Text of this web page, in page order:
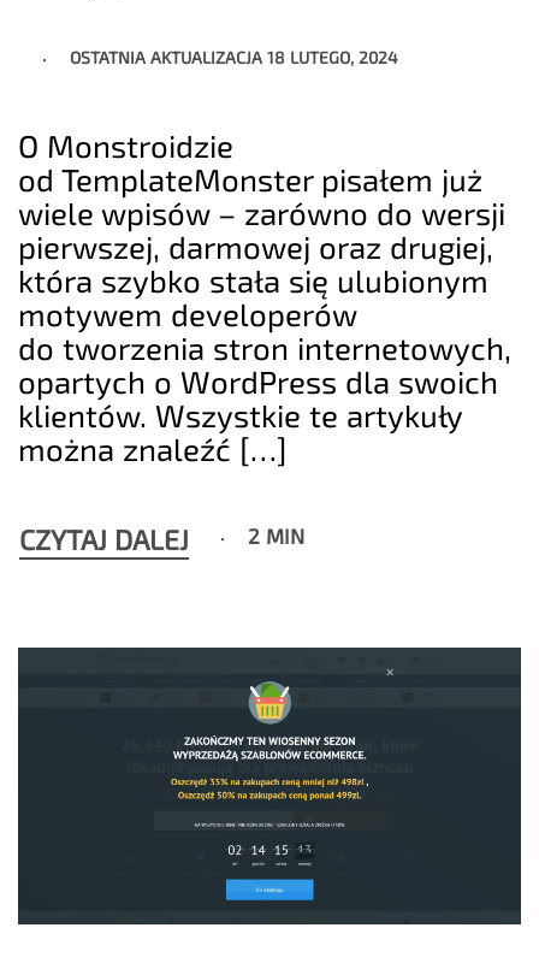
OSTATNIA AKTUALIZACJA18 LUTEGO, 2024
O Monstroidzie
od TemplateMonster pisałem już
wiele wpisów – zarówno do wersji
pierwszej, darmowej oraz drugiej,
która szybko stała się ulubionym
motywem developerów
do tworzenia stron internetowych,
opartych o WordPress dla swoich
klientów. Wszystkie te artykuły
można znaleźć […]
CZYTAJ DALEJ 2 MIN